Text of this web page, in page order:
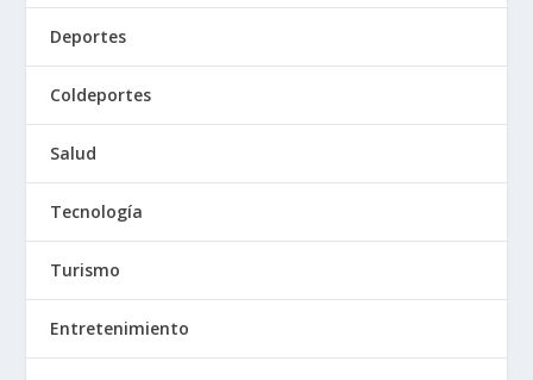
Deportes
Coldeportes
Salud
Tecnología
Turismo
Entretenimiento